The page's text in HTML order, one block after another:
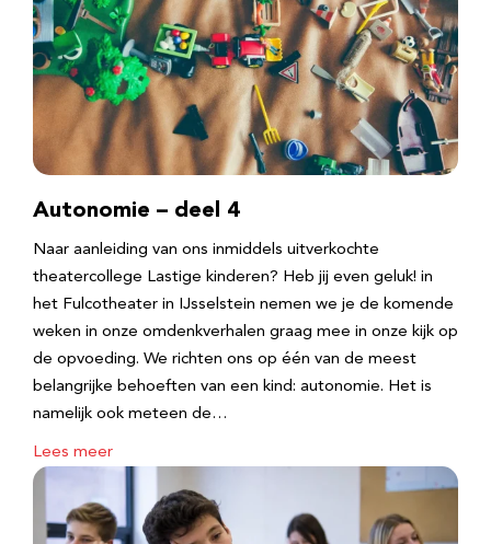
Autonomie – deel 4
Naar aanleiding van ons inmiddels uitverkochte
theatercollege Lastige kinderen? Heb jij even geluk! in
het Fulcotheater in IJsselstein nemen we je de komende
weken in onze omdenkverhalen graag mee in onze kijk op
de opvoeding. We richten ons op één van de meest
belangrijke behoeften van een kind: autonomie. Het is
namelijk ook meteen de…
Lees meer